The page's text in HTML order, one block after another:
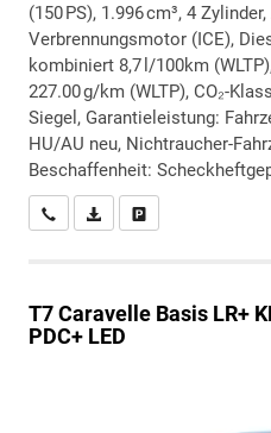
(150 PS), 1.996 cm³, 4
Verbrennungsmotor (ICE),
kombiniert 8,7 l/100km
227.00 g/km (WLTP), CO₂-
Siegel, Garantieleistung:
HU/AU neu, Nichtraucher-
Beschaffenheit:
Wir rufen Sie an
PDF-Datei,
T7 Caravelle Basis LR+
PDC+ LED